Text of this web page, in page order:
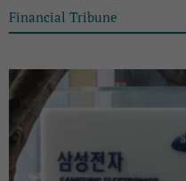
Financial Tribune